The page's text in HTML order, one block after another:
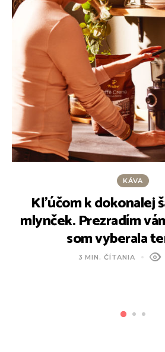
KÁVA
Kľúčom k dokonalej
mlynček. Prezradím
som vyberala
3 MIN. ČÍTANIA